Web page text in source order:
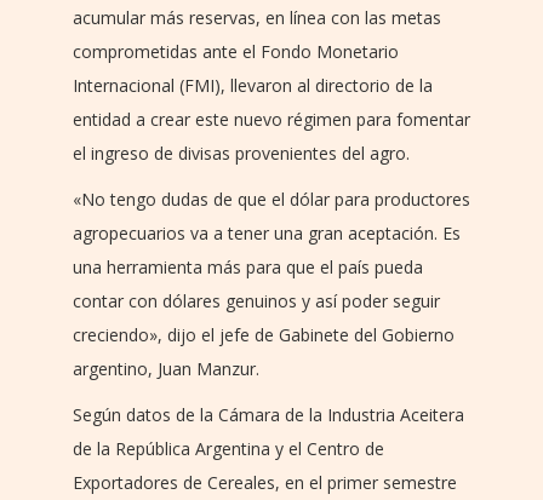
acumular más reservas, en línea con las metas
comprometidas ante el Fondo Monetario
Internacional (FMI), llevaron al directorio de la
entidad a crear este nuevo régimen para fomentar
el ingreso de divisas provenientes del agro.
«No tengo dudas de que el dólar para productores
agropecuarios va a tener una gran aceptación. Es
una herramienta más para que el país pueda
contar con dólares genuinos y así poder seguir
creciendo», dijo el jefe de Gabinete del Gobierno
argentino, Juan Manzur.
Según datos de la Cámara de la Industria Aceitera
de la República Argentina y el Centro de
Exportadores de Cereales, en el primer semestre